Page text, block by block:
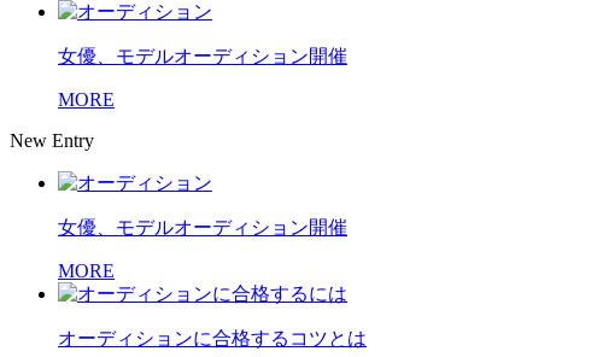
女優、モデルオーディション開催
MORE
New Entry
女優、モデルオーディション開催
MORE
オーディションに合格するコツとは